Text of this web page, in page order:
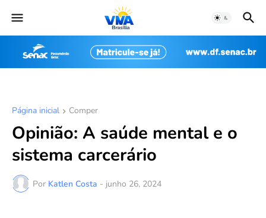
Página inicial Comper
Opinião: A saúde mental e o
sistema carcerário
Por Katlen Costa - junho 26, 2024